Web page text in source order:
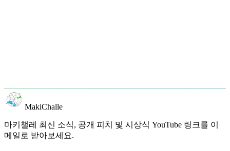
참가 신청
MakiChalle
마키챌레 최신 소식, 공개 피치 및 시상식 YouTube 링크를 이
메일로 받아보세요.